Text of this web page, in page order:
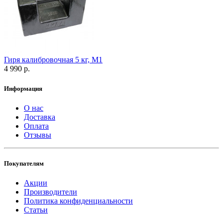
Гиря калибровочная 5 кг, М1
4 990 р.
Информация
О нас
Доставка
Оплата
Отзывы
Покупателям
Акции
Производители
Политика конфиденциальности
Статьи